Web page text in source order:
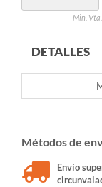
Min.
DETALLES
Métodos de
Envío